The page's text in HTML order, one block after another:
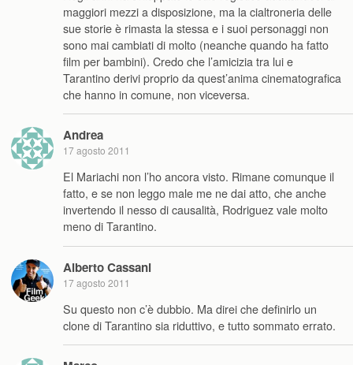
maggiori mezzi a disposizione, ma la cialtroneria delle
sue storie è rimasta la stessa e i suoi personaggi non
sono mai cambiati di molto (neanche quando ha fatto
film per bambini). Credo che l’amicizia tra lui e
Tarantino derivi proprio da quest’anima cinematografica
che hanno in comune, non viceversa.
Andrea
17 agosto 2011
El Mariachi non l’ho ancora visto. Rimane comunque il
fatto, e se non leggo male me ne dai atto, che anche
invertendo il nesso di causalità, Rodriguez vale molto
meno di Tarantino.
Alberto Cassani
17 agosto 2011
Su questo non c’è dubbio. Ma direi che definirlo un
clone di Tarantino sia riduttivo, e tutto sommato errato.